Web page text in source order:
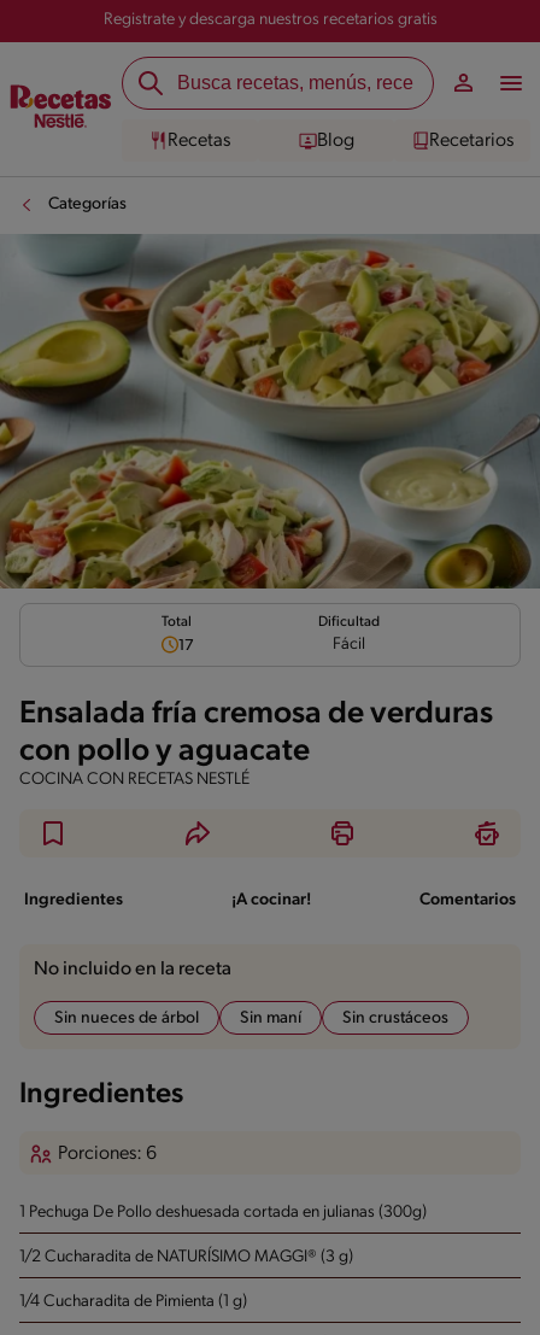
Registrate y descarga nuestros recetarios gratis
Recetas Blog Recetarios
Categorías
Total
17
Dificultad
Fácil
Ensalada fría cremosa de verduras
con pollo y aguacate
COCINA CON RECETAS NESTLÉ
Ingredientes ¡A cocinar! Comentarios
No incluido en la receta
Sin nueces de árbol Sin maní Sin crustáceos
Ingredientes
Porciones: 6
1 Pechuga De Pollo deshuesada cortada en julianas (300g)
1/2 Cucharadita de NATURÍSIMO MAGGI® (3 g)
1/4 Cucharadita de Pimienta (1 g)